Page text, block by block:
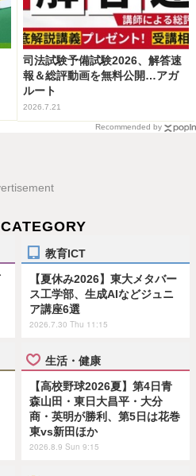
司法試験予備試験2026、解答速
報＆総評動画を無料公開…アガ
ルート
2026.7.21
Recommended by
教育ICT
【夏休み2026】東大メタバー
ス工学部、生成AIなどジュニ
ア講座6選
2026.7.30 Thu 11:15
生活・健康
【高校野球2026夏】第4日青
森山田・東日大昌平・大分
商・英明が勝利、第5日は花巻
東vs新田ほか
2026.8.9 Sun 9:15